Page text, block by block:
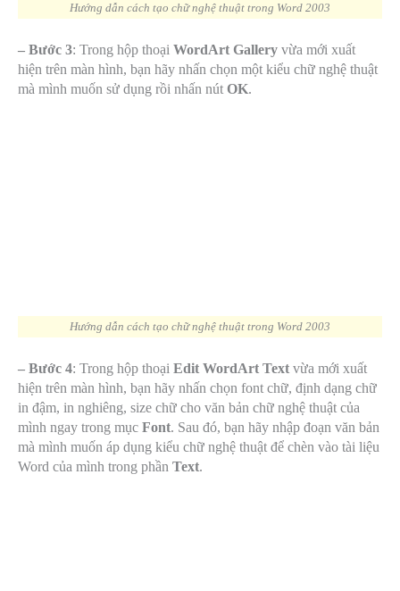
Hướng dẫn cách tạo chữ nghệ thuật trong Word 2003
– Bước 3: Trong hộp thoại WordArt Gallery vừa mới xuất
hiện trên màn hình, bạn hãy nhấn chọn một kiểu chữ nghệ thuật
mà mình muốn sử dụng rồi nhấn nút OK.
Hướng dẫn cách tạo chữ nghệ thuật trong Word 2003
– Bước 4: Trong hộp thoại Edit WordArt Text vừa mới xuất
hiện trên màn hình, bạn hãy nhấn chọn font chữ, định dạng chữ
in đậm, in nghiêng, size chữ cho văn bản chữ nghệ thuật của
mình ngay trong mục Font. Sau đó, bạn hãy nhập đoạn văn bản
mà mình muốn áp dụng kiểu chữ nghệ thuật để chèn vào tài liệu
Word của mình trong phần Text.